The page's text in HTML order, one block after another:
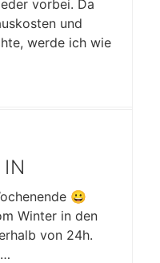
vorbei. Da
und
werde ich wie
😀
Winter in den
von 24h.